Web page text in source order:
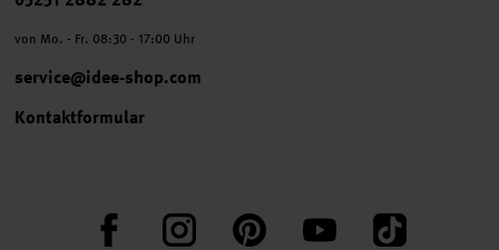
von Mo. - Fr. 08:30 - 17:00 Uhr
service@idee-shop.com
Kontaktformular
FacebookInstagram PinterestYouTube TikTok